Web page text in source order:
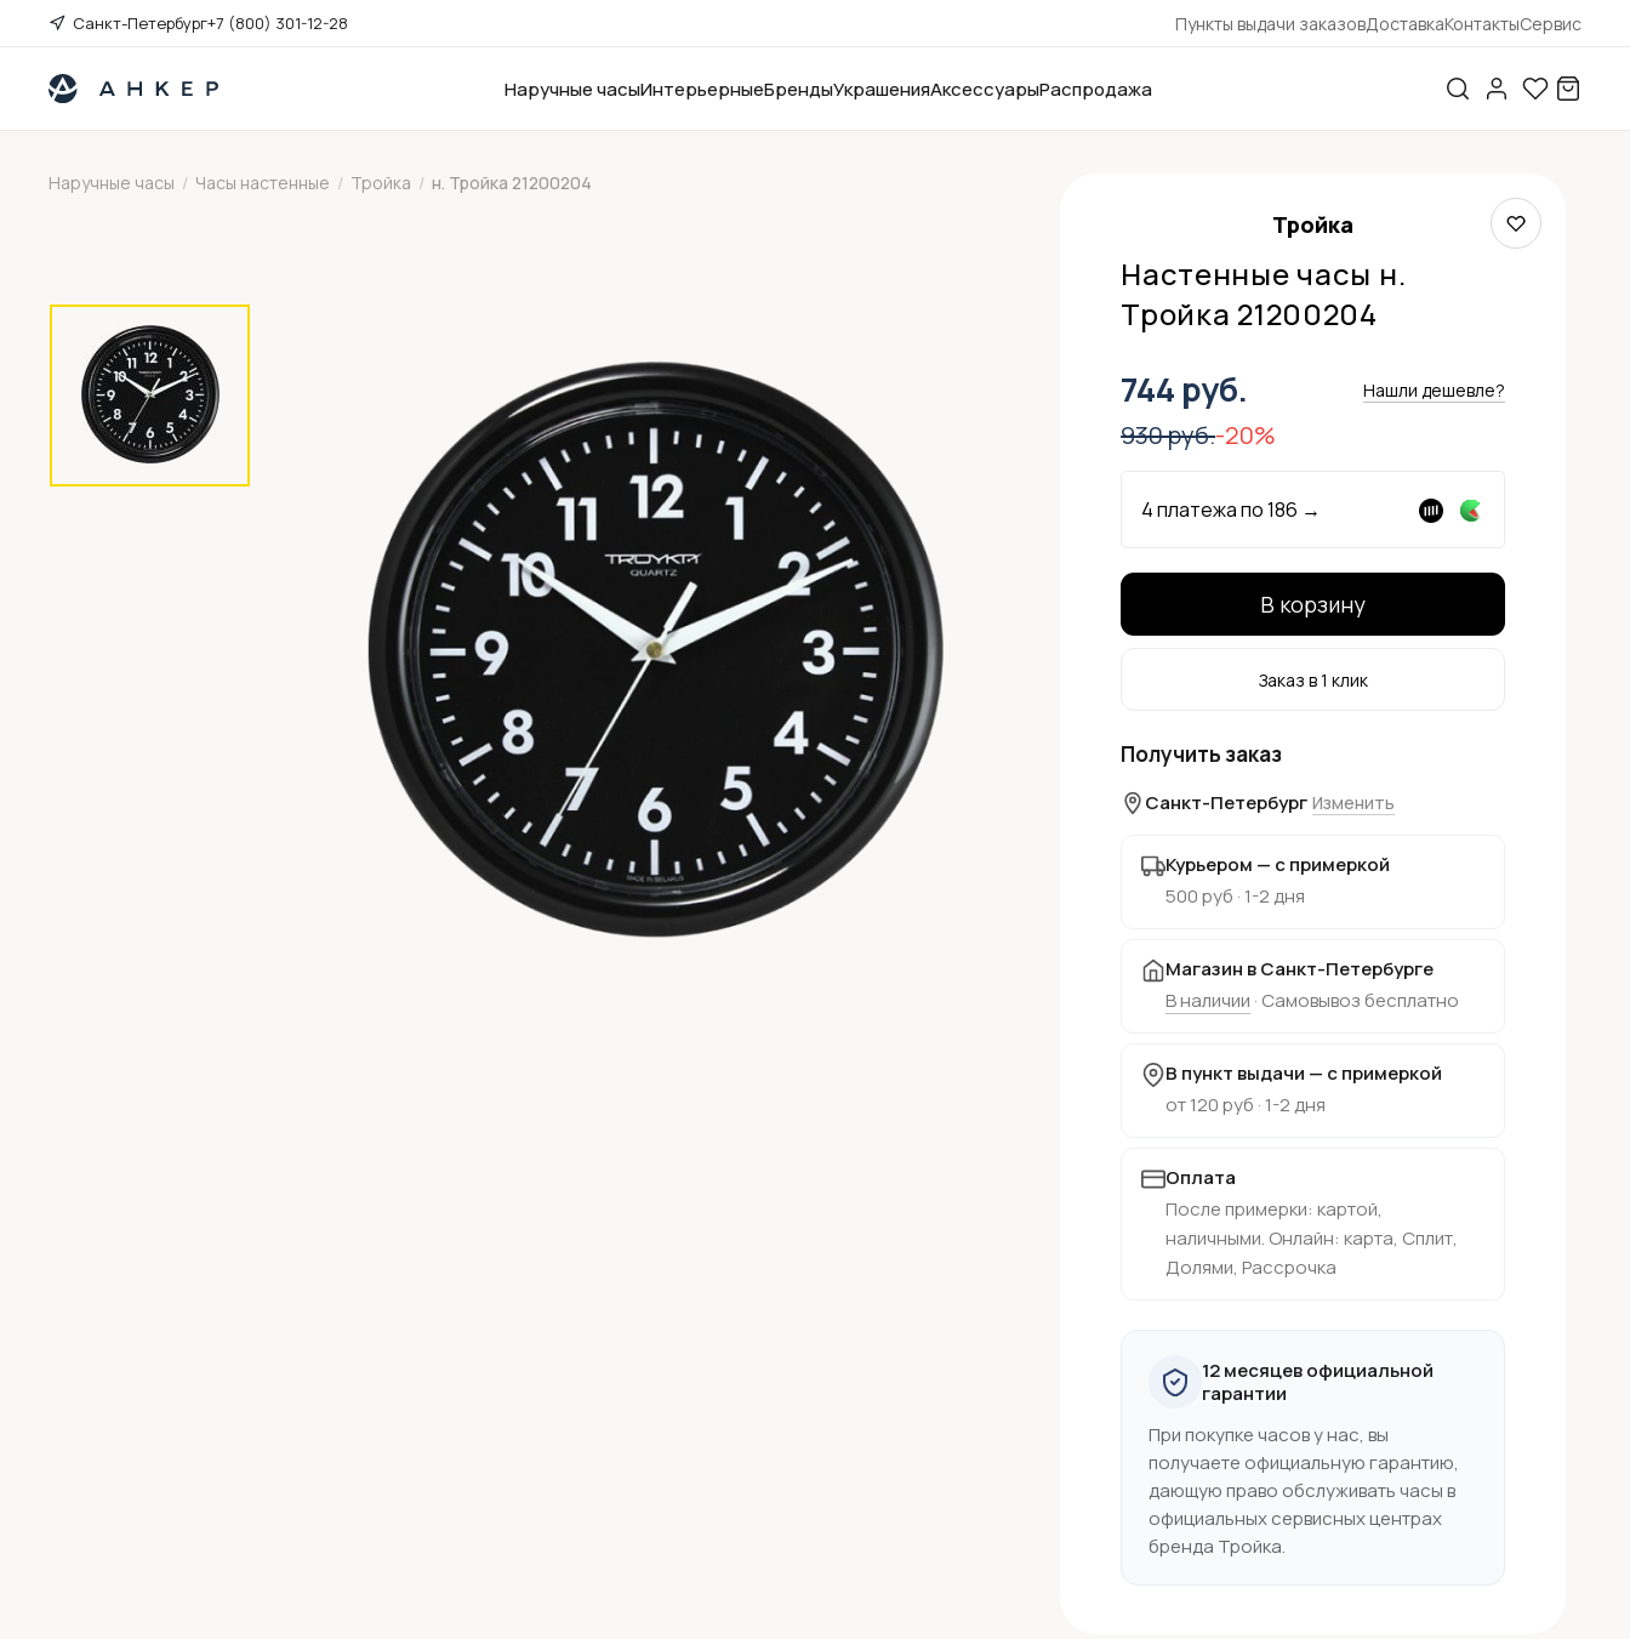
Санкт-Петербург+7 (800) 301-12-28 Пункты выдачи заказовДоставкаКонтактыСервис
Наручные часыИнтерьерныеБрендыУкрашенияАксессуарыРаспродажа
Наручные часы / Часы настенные / Тройка / н. Тройка 21200204
Тройка
Настенные часы н.
Тройка 21200204
744 руб. Нашли дешевле?
930 руб.-20%
4 платежа по186 →
В корзину
Заказ в 1 клик
Получить заказ
Санкт-Петербург Изменить
Курьером — с примеркой
500 руб · 1-2 дня
Магазин в Санкт-Петербурге
В наличии · Самовывоз бесплатно
В пункт выдачи — с примеркой
от 120 руб · 1-2 дня
Оплата
После примерки: картой,
наличными. Онлайн: карта, Сплит,
Долями, Рассрочка
12 месяцев официальной
гарантии
При покупке часов у нас, вы
получаете официальную гарантию,
дающую право обслуживать часы в
официальных сервисных центрах
бренда Тройка.